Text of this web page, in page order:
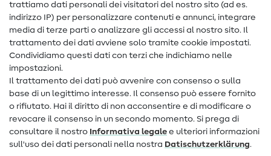
Assistenza e contatto
Contatto
Informazioni sul nuovo proprietario
FAQ
Diritto di recesso
Popolare
trattiamo dati personali dei visitatori del nostro sito (ad es.
indirizzo IP) per personalizzare contenuti e annunci, integrare
media di terze parti o analizzare gli accessi al nostro sito. Il
trattamento dei dati avviene solo tramite cookie impostati.
Condividiamo questi dati con terzi che indichiamo nelle
impostazioni.
Il trattamento dei dati può avvenire con consenso o sulla
base di un legittimo interesse. Il consenso può essere fornito
o rifiutato. Hai il diritto di non acconsentire e di modificare o
revocare il consenso in un secondo momento. Si prega di
consultare il nostro Informativa legale e ulteriori informazioni
sull'uso dei dati personali nella nostra Dati­schutz­erklärung.